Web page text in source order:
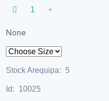
None
Stock Arequipa: 5
Id: 10025